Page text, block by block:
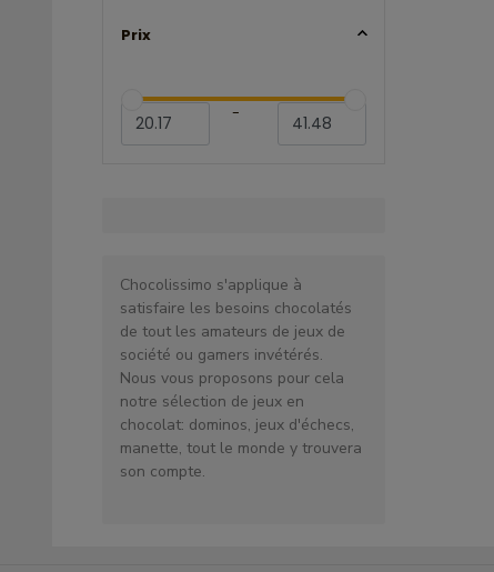
Prix
-
Chocolissimo s'applique à
satisfaire les besoins chocolatés
de tout les amateurs de jeux de
société ou gamers invétérés.
Nous vous proposons pour cela
notre sélection de jeux en
chocolat: dominos, jeux d'échecs,
manette, tout le monde y trouvera
son compte.